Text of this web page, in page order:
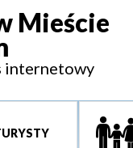
Mieście
internetowy